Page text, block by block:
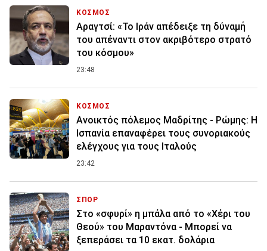
ΚΟΣΜΟΣ
Αραγτσί: «Το Ιράν απέδειξε τη δύναμή
του απέναντι στον ακριβότερο στρατό
του κόσμου»
23:48
ΚΟΣΜΟΣ
Ανοικτός πόλεμος Μαδρίτης - Ρώμης: Η
Ισπανία επαναφέρει τους συνοριακούς
ελέγχους για τους Ιταλούς
23:42
ΣΠΟΡ
Στο «σφυρί» η μπάλα από το «Χέρι του
Θεού» του Μαραντόνα - Μπορεί να
ξεπεράσει τα 10 εκατ. δολάρια